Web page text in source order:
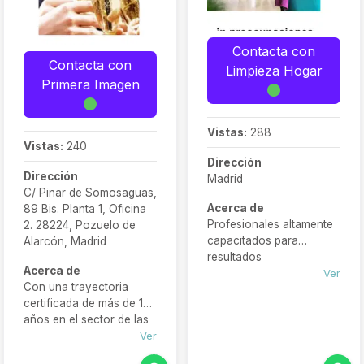
Contacta con
Primera Imagen
Vistas: 240
Dirección
C/ Pinar de Somosaguas,
89 Bis. Planta 1, Oficina
2. 28224, Pozuelo de
Alarcón, Madrid
Acerca de
Con una trayectoria
certificada de más de 13
años en el sector de las
Ver
Contacta con
Limpieza Hogar
Vistas: 288
Dirección
Madrid
Acerca de
Profesionales altamente
capacitados para
resultados
excepcionales. ServicioVer